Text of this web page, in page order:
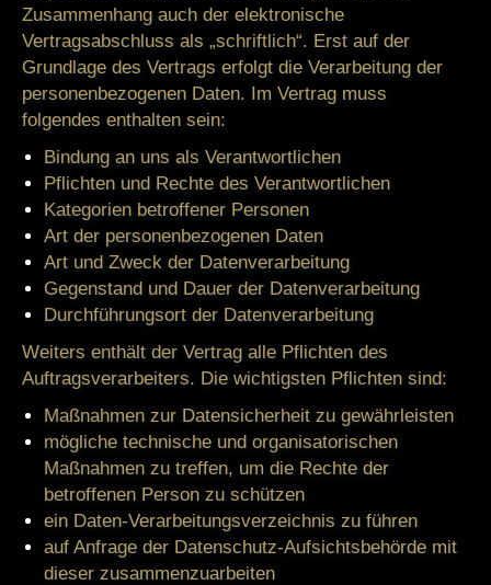
Zusammenhang auch der elektronische
Vertragsabschluss als „schriftlich“. Erst auf der
Grundlage des Vertrags erfolgt die Verarbeitung der
personenbezogenen Daten. Im Vertrag muss
folgendes enthalten sein:
Bindung an uns als Verantwortlichen
Pflichten und Rechte des Verantwortlichen
Kategorien betroffener Personen
Art der personenbezogenen Daten
Art und Zweck der Datenverarbeitung
Gegenstand und Dauer der Datenverarbeitung
Durchführungsort der Datenverarbeitung
Weiters enthält der Vertrag alle Pflichten des
Auftragsverarbeiters. Die wichtigsten Pflichten sind:
Maßnahmen zur Datensicherheit zu gewährleisten
mögliche technische und organisatorischen
Maßnahmen zu treffen, um die Rechte der
betroffenen Person zu schützen
ein Daten-Verarbeitungsverzeichnis zu führen
auf Anfrage der Datenschutz-Aufsichtsbehörde mit
dieser zusammenzuarbeiten